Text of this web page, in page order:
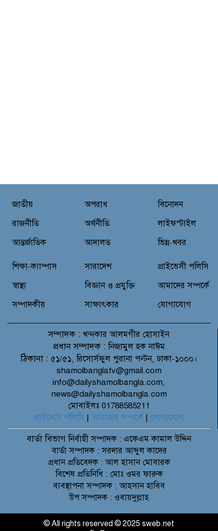
জাতীয়
রাজনীতি
আন্তর্জাতিক
অপরাধ
অর্থনীতি
আদালত
বিনোদন
লাইফস্টাইল
ভিন্ন-খবর
শিক্ষা-ক্যাম্পাস
স্বাস্থ্য
সম্পাদকীয়
সারাদেশ
বিজ্ঞান ও প্রযুক্তি
সাক্ষাৎকার
প্রাইভেসী পলিসি
আমাদের সম্পর্কে
যোগাযোগ
সম্পাদক : খন্দকার আলমগীর হোসাইন
প্রধান সম্পাদক : নিজামুল হক নাঈম
ঠিকানা : ৫১/৫১, রিসোর্সফুল পুরানা পল্টন, ঢাকা-১০০০।
shamolbanglatv@gmail.com
info@dailyshamolbangla.com,
news@dailyshamolbangla.com
মোবাইলঃ 01788585211
প্রাইভেসি পলিসি | আমাদের সম্পর্কে | যোগাযোগ
বার্তা বিভাগনির্বাহী সম্পাদক : একেএম কামাল উদ্দিন
বার্তা সম্পাদক : সরদার আব্দুল কাদের
প্রধান প্রতিবেদক : আল হাসান মোবারক
বিশেষ প্রতিনিধি : মোঃ ওমর ফারুক
ব্যবস্থাপনা সম্পাদক : আহসান হাবিব
উপ সম্পাদক : ওবায়দুল্লাহ
© All rights reserved © 2025 sweb.net